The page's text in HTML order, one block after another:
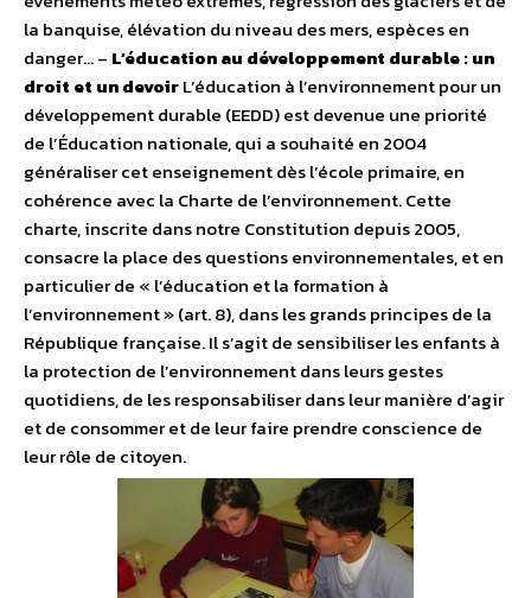
la banquise, élévation du niveau des mers, espèces en
danger… – L’éducation au développement durable : un
droit et un devoirL’éducation à l’environnement pour un
développement durable (EEDD) est devenue une priorité
de l’Éducation nationale, qui a souhaité en 2004
généraliser cet enseignement dès l’école primaire, en
cohérence avec la Charte de l’environnement. Cette
charte, inscrite dans notre Constitution depuis 2005,
consacre la place des questions environnementales, et en
particulier de « l’éducation et la formation à
l’environnement » (art. 8), dans les grands principes de la
République française. Il s’agit de sensibiliser les enfants à
la protection de l’environnement dans leurs gestes
quotidiens, de les responsabiliser dans leur manière d’agir
et de consommer et de leur faire prendre conscience de
leur rôle de citoyen.